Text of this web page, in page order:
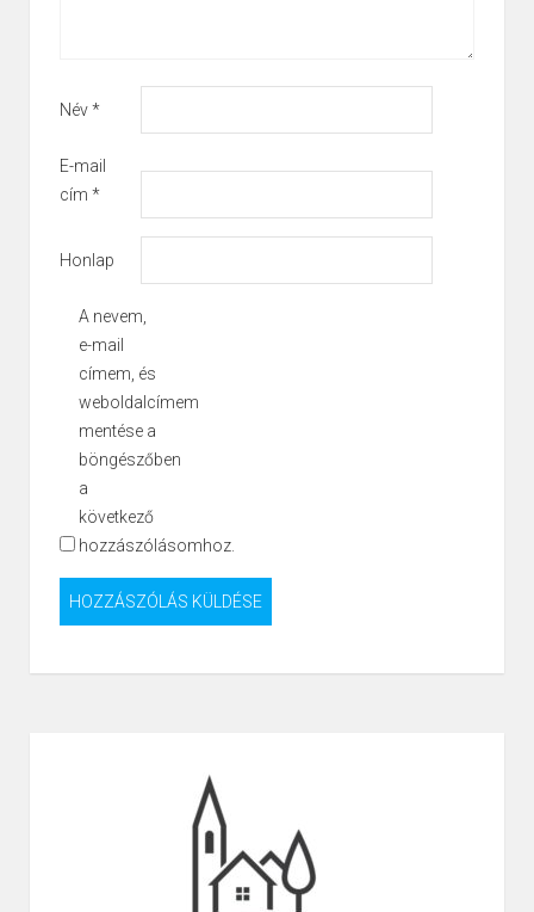
Név*
E-mail
cím *
Honlap
A nevem,
e-mail
címem, és
weboldalcímem
mentése a
böngészőben
a
következő
hozzászólásomhoz.